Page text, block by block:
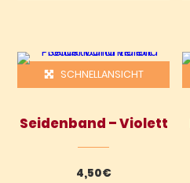
SCHNELLANSICHT
Seidenband – Violett
4,50€